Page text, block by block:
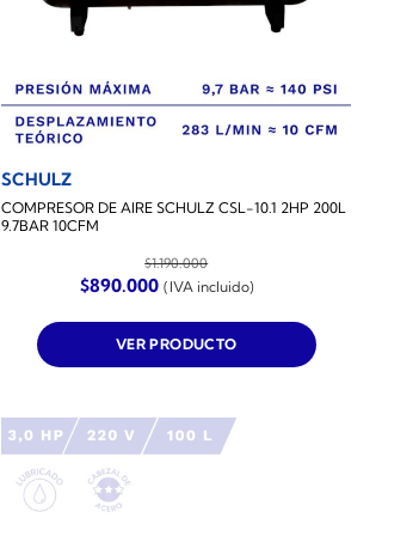
SCHULZ
COMPRESOR DE AIRE SCHULZ CSL-10.1 2HP 200L
9.7BAR 10CFM
$1.190.000
El
precio
original
$1.190.000.
$890.000El
precio
actual
es:
$890.000.
(IVA incluido)
VER PRODUCTO